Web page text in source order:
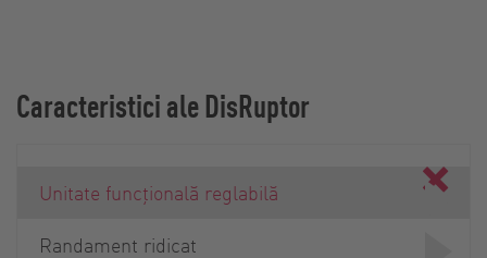
Caracteristici ale DisRuptor
Unitate funcțională reglabilă
Randament ridicat